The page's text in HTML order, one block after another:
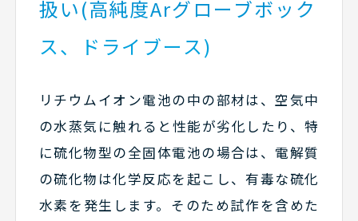
扱い(高純度Arグローブボック
ス、ドライブース)
リチウムイオン電池の中の部材は、空気中
の水蒸気に触れると性能が劣化したり、特
に硫化物型の全固体電池の場合は、電解質
の硫化物は化学反応を起こし、有毒な硫化
水素を発生します。そのため試作を含めた